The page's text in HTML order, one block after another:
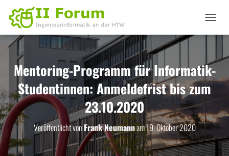
A
G
A
T
I
O
N
U
M
S
C
Mentoring-Programm für Informatik-
Studentinnen: Anmeldefrist bis zum
23.10.2020
Veröffentlicht vonFrank Neumannam19. Oktober 2020